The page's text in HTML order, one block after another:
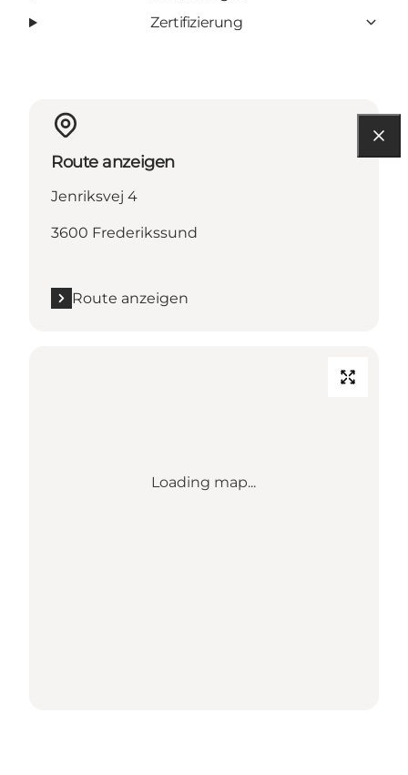
Zertifizierung
Route anzeigen
Jenriksvej 4
3600 Frederikssund
Route anzeigen
Loading map...